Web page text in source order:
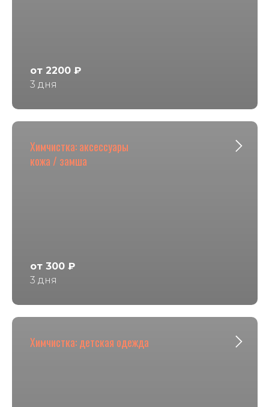
от 2200 ₽
3 дня
Химчистка: аксессуары
кожа / замша
от 300 ₽
3 дня
Химчистка: детская одежда